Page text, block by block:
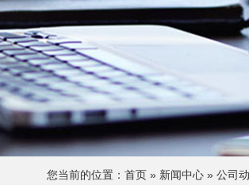
您当前的位置： 首页 » 新闻中心 » 公司